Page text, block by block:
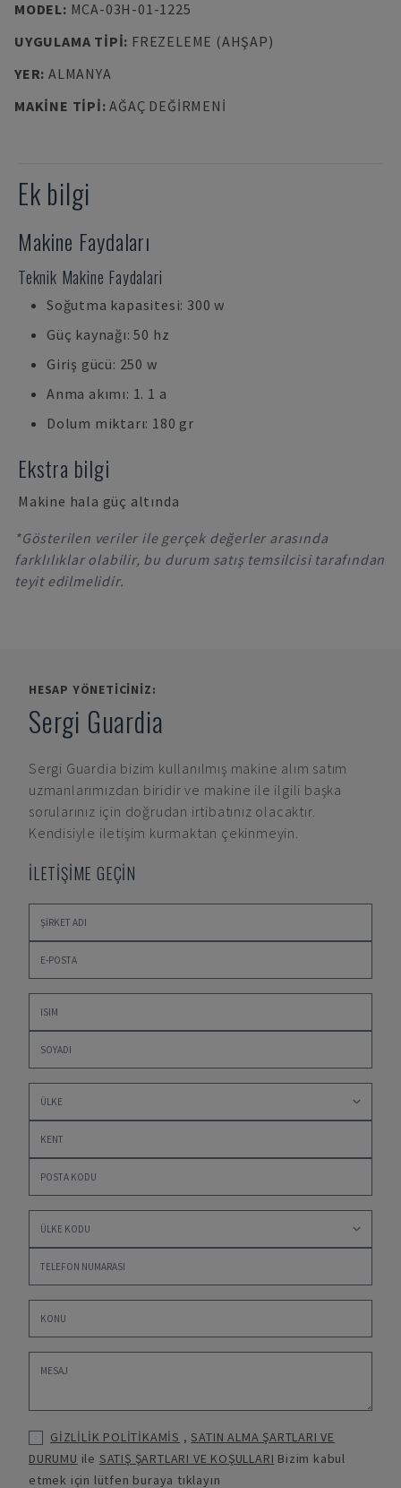
MODEL: MCA-03H-01-1225
UYGULAMA TIPI: FREZELEME (AHŞAP)
YER: ALMANYA
MAKINE TIPI:AĞAÇ DEĞIRMENI
Ek bilgi
Makine Faydaları
Teknik Makine Faydalari
Soğutma kapasitesi: 300 w
Güç kaynağı: 50 hz
Giriş gücü: 250 w
Anma akımı: 1. 1 a
Dolum miktarı: 180 gr
Ekstra bilgi
Makine hala güç altında
*Gösterilen veriler ile gerçek değerler arasında
farklılıklar olabilir, bu durum satış temsilcisi tarafından
teyit edilmelidir.
HESAP YÖNETICINIZ:
Sergi Guardia
Sergi Guardia bizim kullanılmış makine alım satım
uzmanlarımızdan biridir ve makine ile ilgili başka
sorularınız için doğrudan irtibatınız olacaktır.
Kendisiyle iletişim kurmaktan çekinmeyin.
İLETİŞİME GEÇİN
GİZLİLİK POLİTİKAMİS ,SATIN ALMA ŞARTLARI VE
DURUMU ile SATIŞ ŞARTLARI VE KOŞULLARI Bizim kabul
etmek için lütfen buraya tıklayın